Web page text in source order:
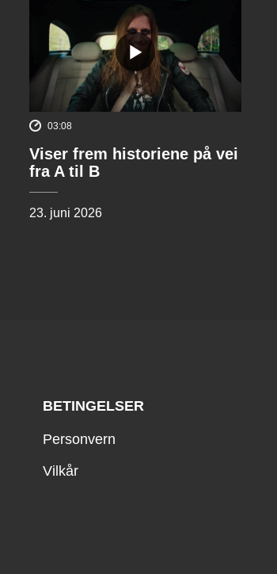
03:08
Viser frem historiene på vei
fra A til B
23. juni 2026
BETINGELSER
Personvern
Vilkår